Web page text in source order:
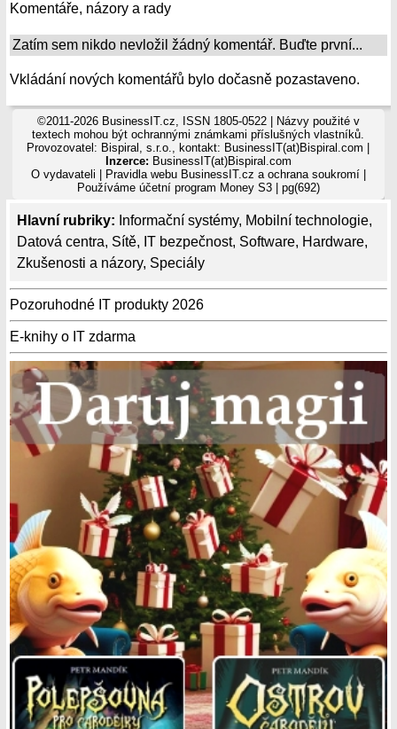
Hlavní rubriky: Informační systémy, Mobilní technologie,
Datová centra, Sítě, IT bezpečnost, Software, Hardware,
Zkušenosti a názory, Speciály
Pozoruhodné IT produkty 2026
E-knihy o IT zdarma
Komentáře, názory a rady
Zatím sem nikdo nevložil žádný komentář. Buďte první...
Vkládání nových komentářů bylo dočasně pozastaveno.
©2011-2026 BusinessIT.cz, ISSN 1805-0522 | Názvy použité v
textech mohou být ochrannými známkami příslušných vlastníků.
Provozovatel: Bispiral, s.r.o., kontakt: BusinessIT(at)Bispiral.com |
Inzerce: BusinessIT(at)Bispiral.com
O vydavateli
Pravidla webu BusinessIT.cz a ochrana soukromí|
Používáme účetní program Money S3| pg(692)